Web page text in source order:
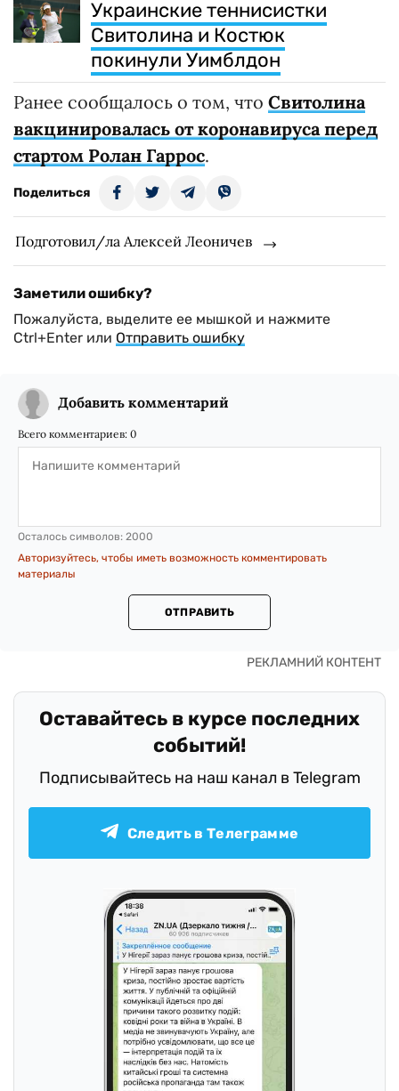
Украинские теннисистки
Свитолина и Костюк
покинули Уимблдон
Ранее сообщалось о том, что Свитолина
вакцинировалась от коронавируса перед
стартом Ролан Гаррос.
Поделиться
Подготовил/ла Алексей Леоничев
Заметили ошибку?
Пожалуйста, выделите ее мышкой и нажмите
Ctrl+Enter или Отправить ошибку
Добавить комментарий
Всего комментариев: 0
Осталось символов: 2000
Авторизуйтесь, чтобы иметь возможность комментировать
материалы
ОТПРАВИТЬ
Оставайтесь в курсе последних
событий!
Подписывайтесь на наш канал в Telegram
Следить в Телеграмме